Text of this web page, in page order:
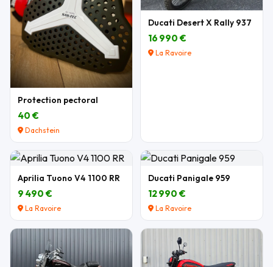
Protection pectoral
40 €
Dachstein
Ducati Desert X Rally 937
16 990 €
La Ravoire
Aprilia Tuono V4 1100 RR
9 490 €
La Ravoire
Ducati Panigale 959
12 990 €
La Ravoire